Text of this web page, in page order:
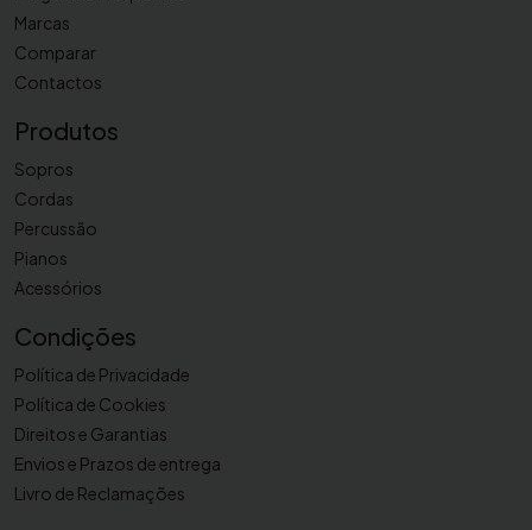
Marcas
Comparar
Contactos
Produtos
Sopros
Cordas
Percussão
Pianos
Acessórios
Condições
Política de Privacidade
Política de Cookies
Direitos e Garantias
Envios e Prazos de entrega
Livro de Reclamações